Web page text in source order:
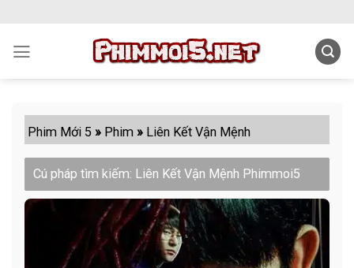
content
Phim Mới 5 » Phim » Liên Kết Vận Mệnh
Cú pháp tìm kiếm: Liên Kết Vận Mệnh Phimmoi5